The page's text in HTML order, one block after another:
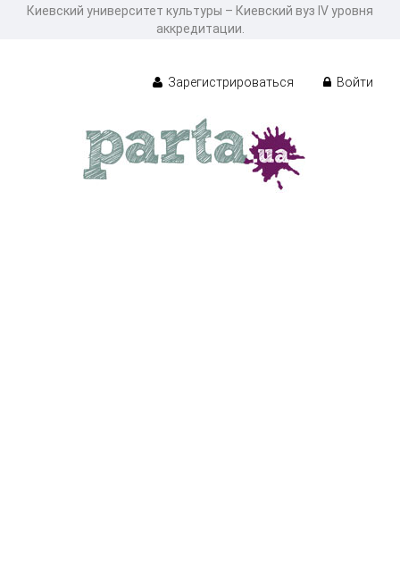
Киевский университет культуры – Киевский вуз IV уровня
аккредитации.
Зарегистрироваться Войти